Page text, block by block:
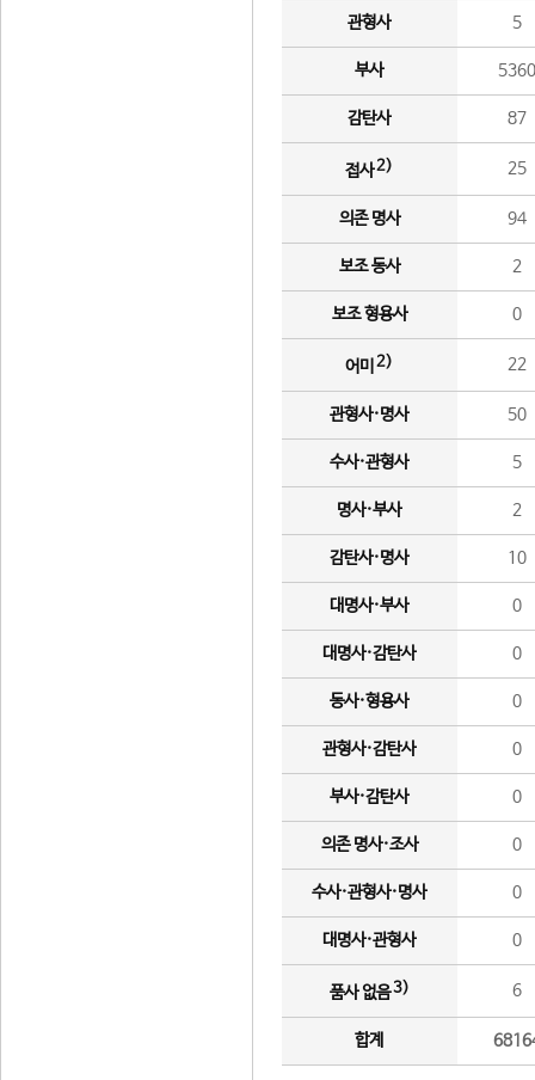
관형사 5
부사 5360
감탄사 87
접사2) 25
의존 명사 94
보조 동사 2
보조 형용사 0
어미 2) 22
관형사·명사 50
수사·관형사 5
명사·부사 2
감탄사·명사 10
대명사·부사 0
대명사·감탄사 0
동사·형용사 0
관형사·감탄사 0
부사·감탄사 0
의존 명사·조사 0
수사·관형사·명사 0
대명사·관형사 0
품사 없음3) 6
합계